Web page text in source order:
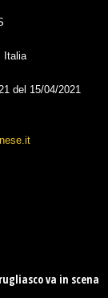
Italia
del 15/04/2021
va in scena